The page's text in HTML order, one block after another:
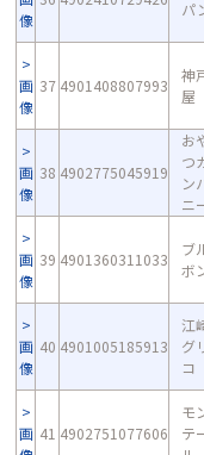
像
パ
画
像
37 4901408807993
神
屋
画
像
38 4902775045919
お
つ
ン
ニ
画
像
39 4901360311033
ブ
ボ
画
像
40 4901005185913
江
グ
コ
画 41 4902751077606
モ
テ